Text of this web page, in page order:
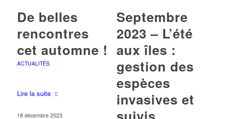
De belles
rencontres
cet automne !
ACTUALITÉS
Lire la suite
18 décembre 2023
Septembre
2023 – L’été
aux îles :
gestion des
espèces
invasives et